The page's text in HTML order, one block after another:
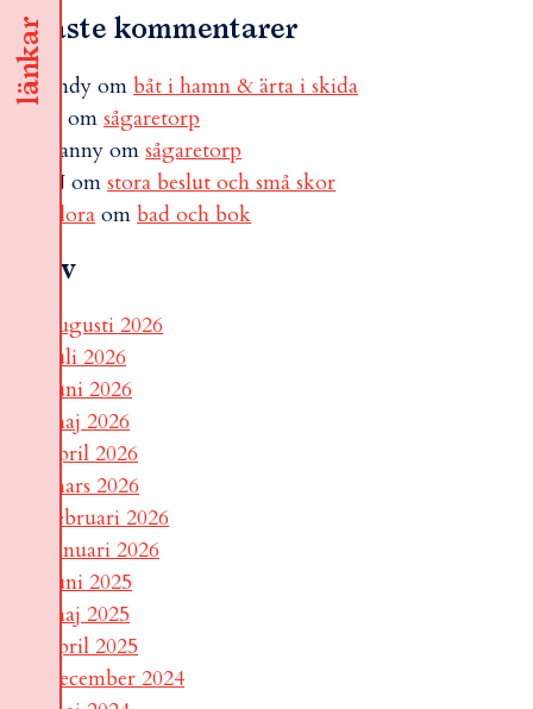
länkar
Senaste kommentarer
andy om båt i hamn & ärta i skida
om sågaretorp
Fanny om sågaretorp
N om stora beslut och små skor
Flora om bad och bok
Arkiv
augusti 2026
juli 2026
juni 2026
maj 2026
april 2026
mars 2026
februari 2026
januari 2026
juni 2025
maj 2025
april 2025
december 2024